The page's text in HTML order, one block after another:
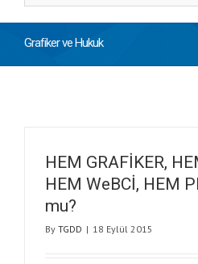
Grafiker ve Hukuk
HEM GRAFİKER,
HEM WeBCİ, HEM
mu?
By TGDD | 18 Eylül 2015